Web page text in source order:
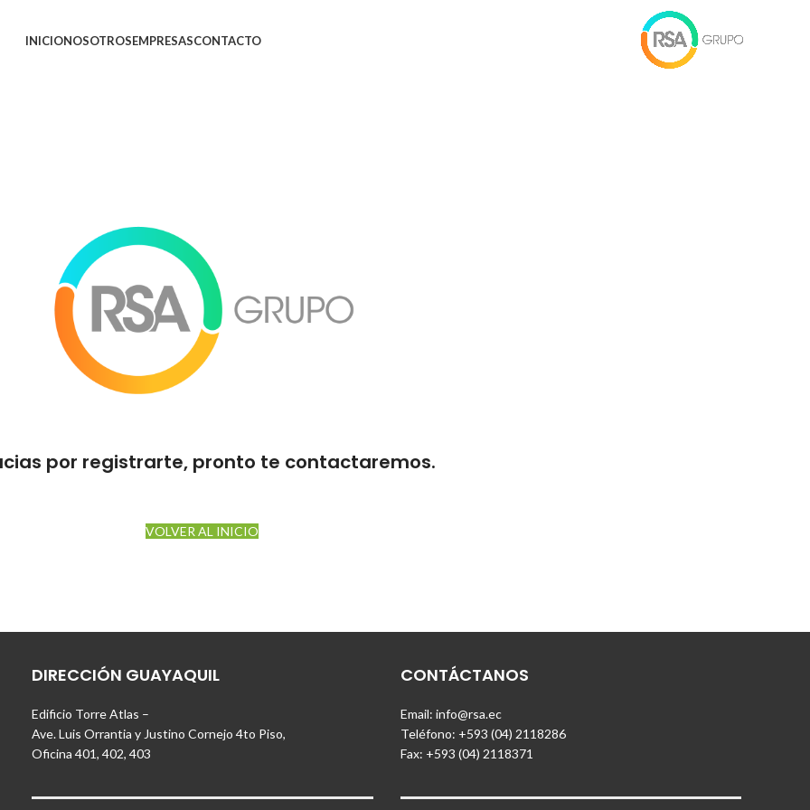
INICIONOSOTROSEMPRESASCONTACTO
por registrarte, pronto te contactaremos.
VOLVER AL INICIO
DIRECCIÓN GUAYAQUIL
Edificio Torre Atlas –
Ave. Luis Orrantia y Justino Cornejo 4to Piso,
Oficina 401, 402, 403
CONTÁCTANOS
Email: info@rsa.ec
Teléfono: +593 (04) 2118286
Fax: +593 (04) 2118371